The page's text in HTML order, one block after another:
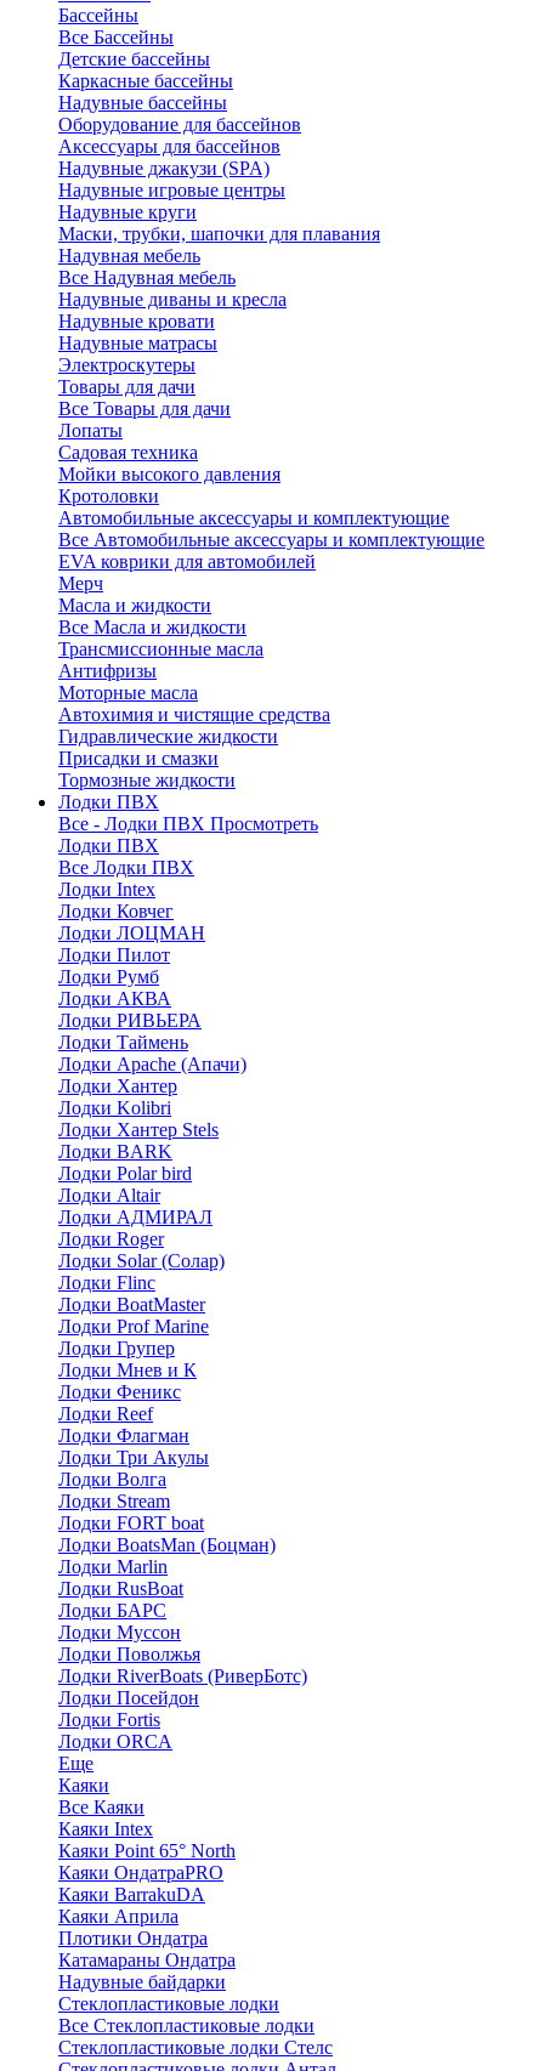
Бассейны
Все Бассейны
Детские бассейны
Каркасные бассейны
Надувные бассейны
Оборудование для бассейнов
Аксессуары для бассейнов
Надувные джакузи (SPA)
Надувные игровые центры
Надувные круги
Маски, трубки, шапочки для плавания
Надувная мебель
Все Надувная мебель
Надувные диваны и кресла
Надувные кровати
Надувные матрасы
Электроскутеры
Товары для дачи
Все Товары для дачи
Лопаты
Садовая техника
Мойки высокого давления
Кротоловки
Автомобильные аксессуары и комплектующие
Все Автомобильные аксессуары и комплектующие
EVA коврики для автомобилей
Мерч
Масла и жидкости
Все Масла и жидкости
Трансмиссионные масла
Антифризы
Моторные масла
Автохимия и чистящие средства
Гидравлические жидкости
Присадки и смазки
Тормозные жидкости
Лодки ПВХ
Все - Лодки ПВХ Просмотреть
Лодки ПВХ
Все Лодки ПВХ
Лодки Intex
Лодки Ковчег
Лодки ЛОЦМАН
Лодки Пилот
Лодки Румб
Лодки АКВА
Лодки РИВЬЕРА
Лодки Таймень
Лодки Apache (Апачи)
Лодки Хантер
Лодки Kolibri
Лодки Хантер Stels
Лодки BARK
Лодки Polar bird
Лодки Altair
Лодки АДМИРАЛ
Лодки Roger
Лодки Solar (Солар)
Лодки Flinc
Лодки BoatMaster
Лодки Prof Marine
Лодки Групер
Лодки Мнев и К
Лодки Феникс
Лодки Reef
Лодки Флагман
Лодки Три Акулы
Лодки Волга
Лодки Stream
Лодки FORT boat
Лодки BoatsMan (Боцман)
Лодки Marlin
Лодки RusBoat
Лодки БАРС
Лодки Муссон
Лодки Поволжья
Лодки RiverBoats (РиверБотс)
Лодки Посейдон
Лодки Fortis
Лодки ORCA
Еще
Каяки
Все Каяки
Каяки Intex
Каяки Point 65° North
Каяки ОндатраPRO
Каяки BarrakuDA
Каяки Априла
Плотики Ондатра
Катамараны Ондатра
Надувные байдарки
Стеклопластиковые лодки
Все Стеклопластиковые лодки
Стеклопластиковые лодки Стелс